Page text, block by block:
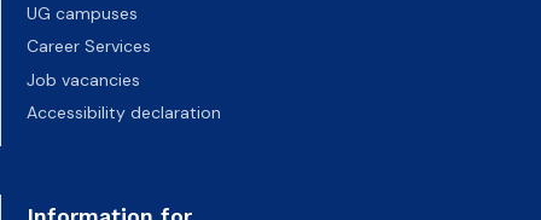
UG campuses
Career Services
Job vacancies
Accessibility declaration